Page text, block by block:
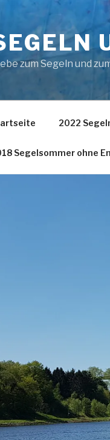
zum Segeln und
2022
Segelsommer ohne